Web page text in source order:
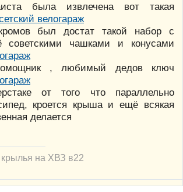
была извлечена вот такая
был достат такой набор с
советскими чашками и конусами
, любимый дедов ключ
от того что параллельно
кроется крыша и ещё всякая
делается
на ХВЗ в22